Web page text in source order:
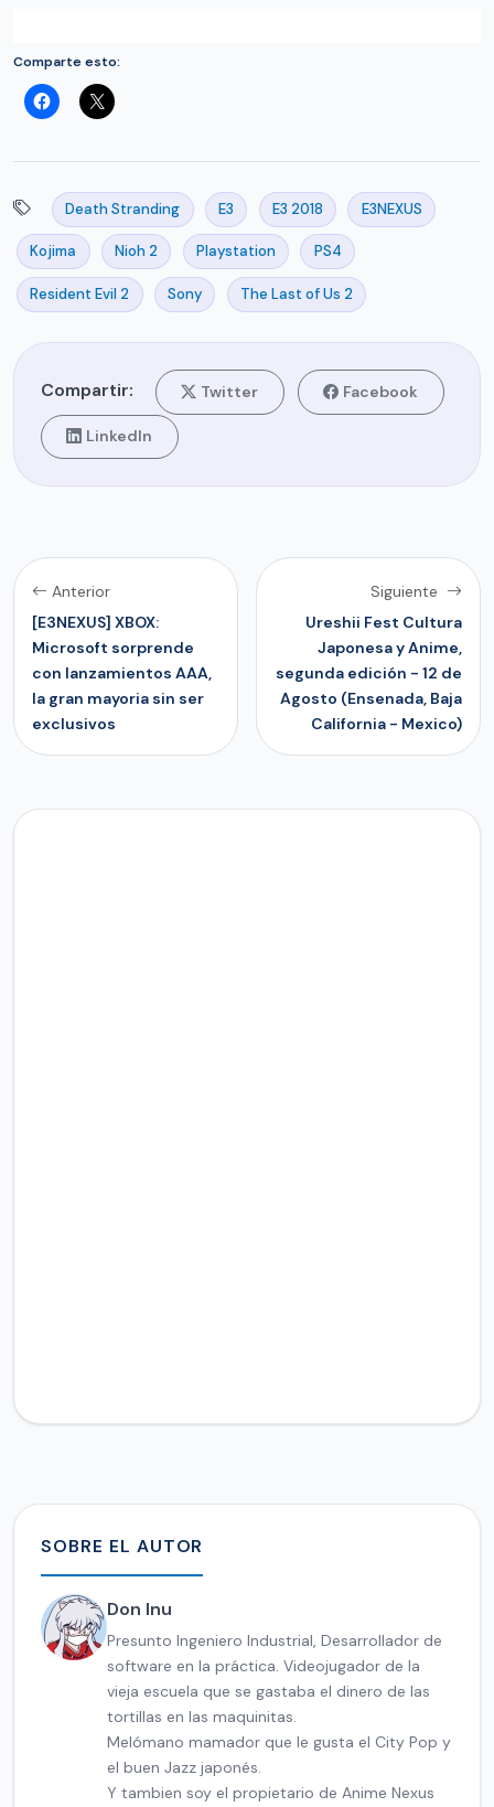
Comparte esto:
Death Stranding E3 E3 2018 E3NEXUS
Kojima Nioh 2 Playstation PS4
Resident Evil 2 Sony The Last of Us 2
Compartir: Twitter Facebook
LinkedIn
Anterior
[E3NEXUS] XBOX:
Microsoft sorprende
con lanzamientos AAA,
la gran mayoria sin ser
exclusivos
Siguiente
Ureshii Fest Cultura
Japonesa y Anime,
segunda edición - 12 de
Agosto (Ensenada, Baja
California - Mexico)
SOBRE EL AUTOR
Don Inu
Presunto Ingeniero Industrial, Desarrollador de
software en la práctica. Videojugador de la
vieja escuela que se gastaba el dinero de las
tortillas en las maquinitas.
Melómano mamador que le gusta el City Pop y
el buen Jazz japonés.
Y tambien soy el propietario de Anime Nexus